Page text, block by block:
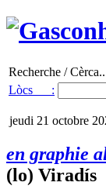
Recherche /
Lòcs :
jeudi 21 octobre
en graphie
(lo) Viradís